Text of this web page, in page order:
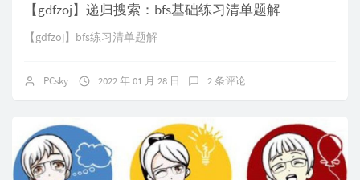
【gdfzoj】递归搜索：bfs基础练习清单题解
【gdfzoj】bfs练习清单题解
PCsky 2022 年 01 月 28 日 2 条评论